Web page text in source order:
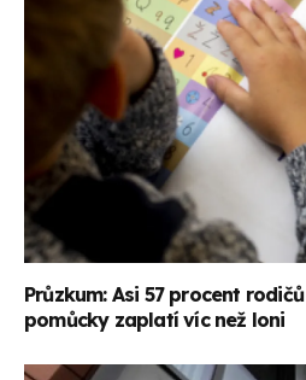
Průzkum: Asi 57 procent
pomůcky zaplatí víc než loni